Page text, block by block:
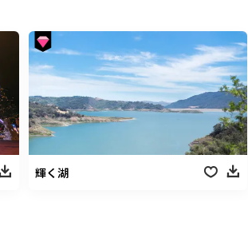
輝く湖